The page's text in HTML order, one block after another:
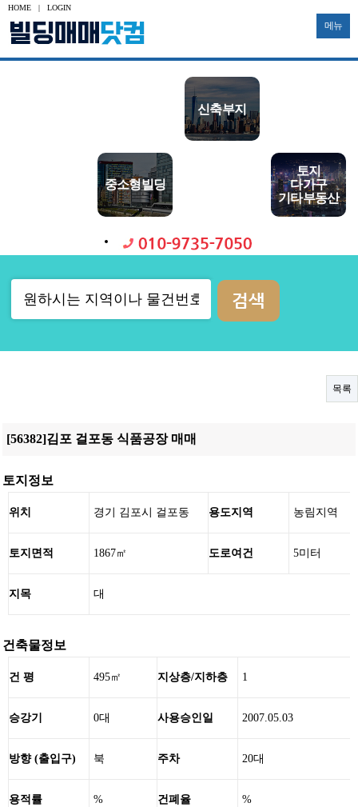
HOME | LOGIN
메뉴
신축부지
중소형빌딩
토지
다가구
기타부동산
목록
[56382]김포 걸포동 식품공장 매매
토지정보
위치 경기 김포시 걸포동 용도지역 농림지역
토지면적 1867㎡ 도로여건 5미터
지목 대
건축물정보
건 평 495㎡ 지상층/지하층 1
승강기 0대 사용승인일 2007.05.03
방향 (출입구) 북 주차 20대
용적률 % 건폐율 %